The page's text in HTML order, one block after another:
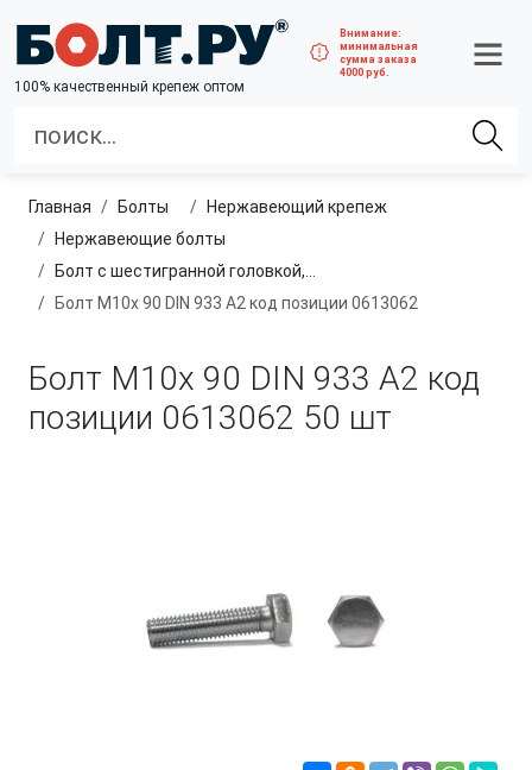
100% качественный крепеж оптом
Внимание:
минимальная
сумма заказа
4000 руб.
Главная болты
нержавеющий крепеж
нержавеющие болты
Болт с шестигранной головкой, полная резьба, из нержавеющей стали A2 и A4
Болт М10х 90 DIN 933 A2 код позиции 0613062
Болт М10х 90 DIN 933 A2 код
позиции 0613062 50 шт